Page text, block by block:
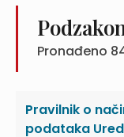
djela
protiv
PRIMJENI
PROGONU ZA
međunarodnim
187.b Kaznenog
Pronađeno
Pravilnik o
podataka